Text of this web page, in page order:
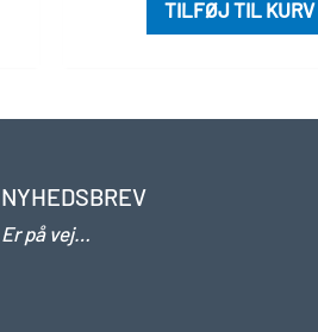
TILFØJ TIL KURV
NYHEDSBREV
Er på vej…